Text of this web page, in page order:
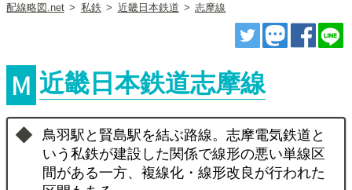
配線略図.net 私鉄 近畿日本鉄道 志摩線
ツイートトゥート
シェ
近畿日本鉄道志摩線
鳥羽駅と賢島駅を結ぶ路線。志摩電気鉄道と
いう私鉄が建設した関係で線形の悪い単線区
間がある一方、複線化・線形改良が行われた